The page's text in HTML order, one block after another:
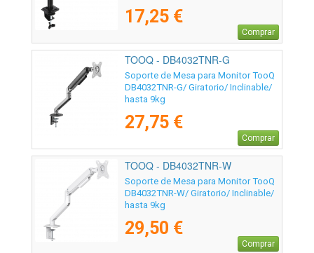
17,25 €
Comprar
TOOQ - DB4032TNR-G
Soporte de Mesa para Monitor TooQ
DB4032TNR-G/ Giratorio/ Inclinable/
hasta 9kg
27,75 €
Comprar
TOOQ - DB4032TNR-W
Soporte de Mesa para Monitor TooQ
DB4032TNR-W/ Giratorio/ Inclinable/
hasta 9kg
29,50 €
Comprar